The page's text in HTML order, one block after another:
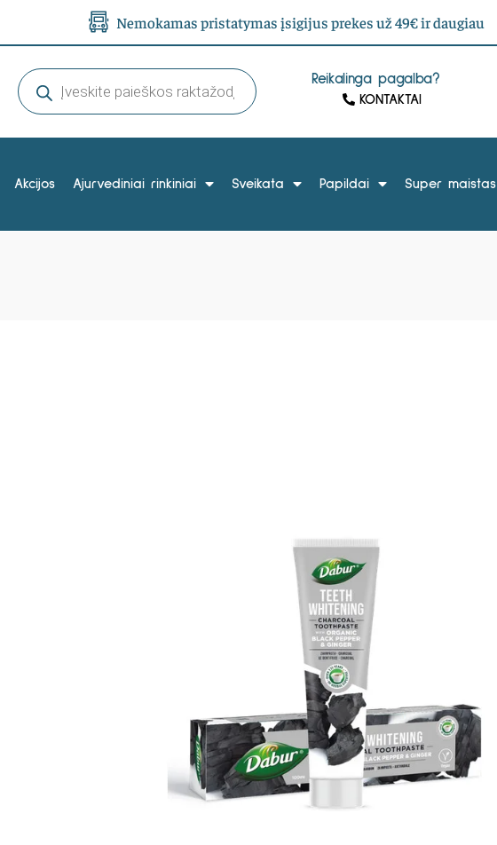
Nemokamas pristatymas įsigijus prekes už 49€ ir daugiau
Reikalinga pagalba?
KONTAKTAI
Akcijos Ajurvediniai rinkiniai Sveikata Papildai Super maistas